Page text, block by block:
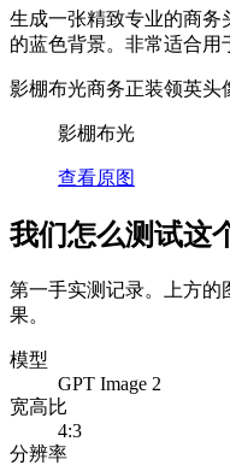
生成一张精致专业的商务
的蓝色背景。非常适合用
影棚布光商务正装领英头
影棚布光
查看原图
我们怎么测试这
第一手实测记录。上方的
果。
模型
GPT Image 2
宽高比
4:3
分辨率